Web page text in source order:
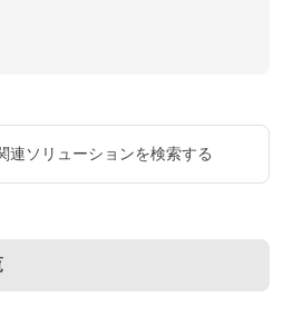
連ソリューションを検索する